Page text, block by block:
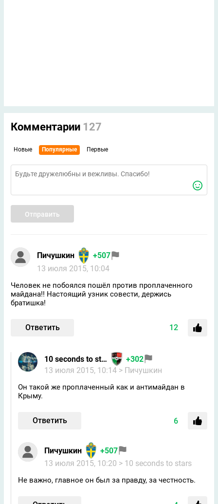
Комментарии 127
Новые Популярные Первые
Отправить
Пичушкин
+507
13 июля 2015, 10:04
Человек не побоялся пошёл против проплаченного
майдана!! Настоящий узник совести, держись
братишка!
Ответить 12
10 seconds to stars
+302
13 июля 2015, 10:14 > Пичушкин
Он такой же проплаченный как и антимайдан в
Крыму.
Ответить 6
Пичушкин
+507
13 июля 2015, 10:20 > 10 seconds to stars
Не важно, главное он был за правду, за честность.